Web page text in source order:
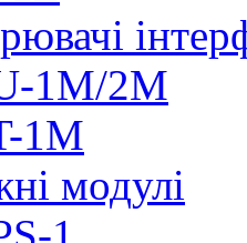
1M/2M
1M
модулі